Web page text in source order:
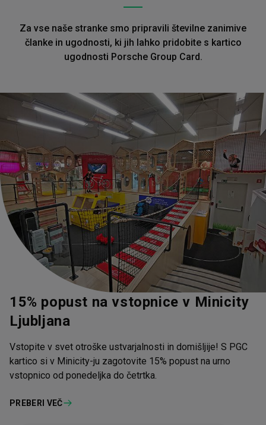
Za vse naše stranke smo pripravili številne zanimive
članke in ugodnosti, ki jih lahko pridobite s kartico
ugodnosti Porsche Group Card.
15% popust na vstopnice v Minicity
Ljubljana
Vstopite v svet otroške ustvarjalnosti in domišljije! S PGC
kartico si v Minicity-ju zagotovite 15% popust na urno
vstopnico od ponedeljka do četrtka.
PREBERI VEČ